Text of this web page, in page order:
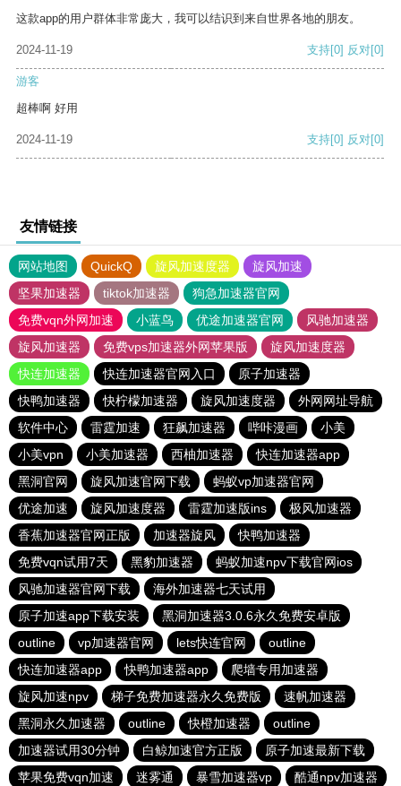
这款app的用户群体非常庞大，我可以结识到来自世界各地的朋友。
2024-11-19 支持[0] 反对[0]
游客
超棒啊 好用
2024-11-19 支持[0] 反对[0]
友情链接
网站地图 QuickQ 旋风加速度器
旋风加速
坚果加速器
tiktok加速器
狗急加速器官网
免费vqn外网加速
小蓝鸟 优途加速器官网
风驰加速器
旋风加速器
免费vps加速器外网苹果版
旋风加速度器
快连加速器
快连加速器官网入口
原子加速器
快鸭加速器
快柠檬加速器 旋风加速度器
外网网址导航
软件中心
雷霆加速 狂飙加速器 哔咔漫画
小美
小美vpn
小美加速器 西柚加速器
快连加速器app
黑洞官网
旋风加速官网下载
蚂蚁vp加速器官网
优途加速
旋风加速度器 雷霆加速版ins
极风加速器
香蕉加速器官网正版
加速器旋风
快鸭加速器
免费vqn试用7天
黑豹加速器
蚂蚁加速npv下载官网ios
风驰加速器官网下载
海外加速器七天试用
原子加速app下载安装
黑洞加速器3.0.6永久免费安卓版
outline
vp加速器官网 lets快连官网
outline
快连加速器app
快鸭加速器app
爬墙专用加速器
旋风加速npv
梯子免费加速器永久免费版
速帆加速器
黑洞永久加速器
outline 快橙加速器
outline
加速器试用30分钟
白鲸加速官方正版
原子加速最新下载
苹果免费vqn加速
迷雾通 暴雪加速器vp 酷通npv加速器